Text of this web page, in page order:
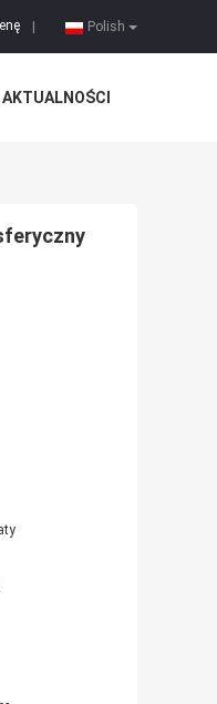
Polish
AKTUALNOŚCI